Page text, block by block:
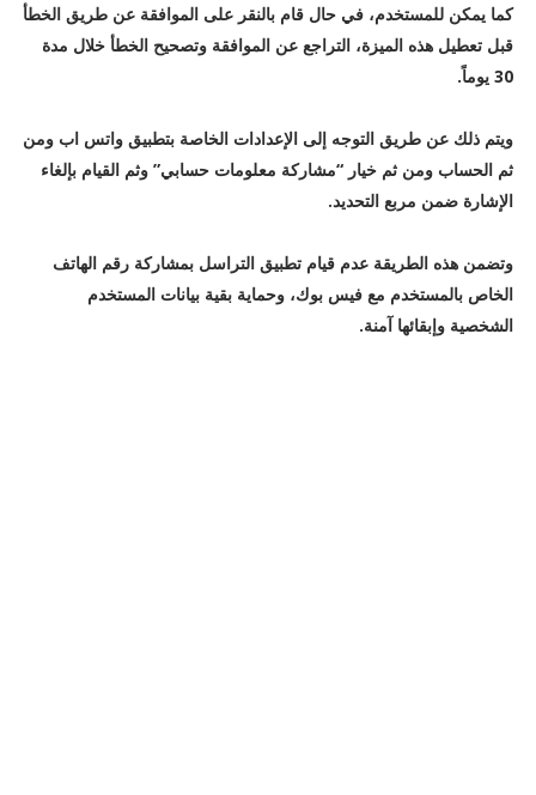
كما يمكن للمستخدم، في حال قام بالنقر على الموافقة عن طريق الخطأ
قبل تعطيل هذه الميزة، التراجع عن الموافقة وتصحيح الخطأ خلال مدة
30 يوماً.
ويتم ذلك عن طريق التوجه إلى الإعدادات الخاصة بتطبيق واتس اب ومن
ثم الحساب ومن ثم خيار “مشاركة معلومات حسابي” وثم القيام بإلغاء
الإشارة ضمن مربع التحديد.
وتضمن هذه الطريقة عدم قيام تطبيق التراسل بمشاركة رقم الهاتف
الخاص بالمستخدم مع فيس بوك، وحماية بقية بيانات المستخدم
الشخصية وإبقائها آمنة.